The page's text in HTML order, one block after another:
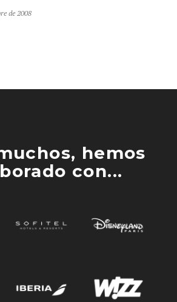
de 2008
hemos
con...